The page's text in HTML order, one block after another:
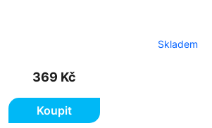
Skladem
369 Kč
Koupit